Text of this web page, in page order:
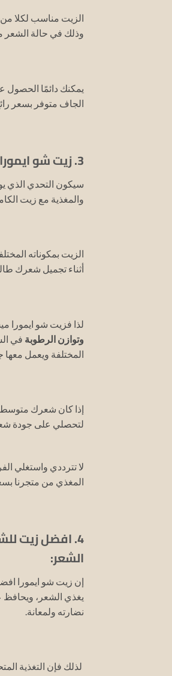
الزيت مناسب لكلا من
وذلك في حالة الشعر
الجاف متوفر بسعر
3. زيت شو ايمورا ميسون دو شوكلت Shu Uemura Maison Du Chocolat الوقائي المغذي:
سيكون التحدي الذي
والمغذية مع زيت
الزيت بمكوناته
أثناء تجميل شعرك
لذا فزيت شو ايمورا
وتوازن الرطوبة في
المختلفة ويعمل معها
إذا كان شعرك متوسط
لتحصلي على جودة شعر
المغذي من متجرنا
الشعر:
إن زيت شو ايمورا
يغذي الشعر، ويحافظ
نضارته ولمعانة.
لذلك فإن التغذية